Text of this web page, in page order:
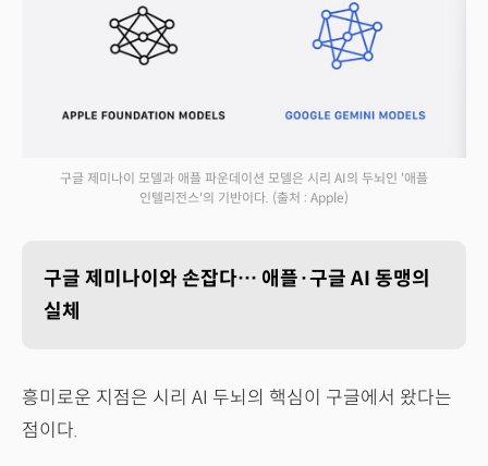
구글 제미나이 모델과 애플 파운데이션 모델은 시리 AI의 두뇌인 '애플
인텔리전스'의 기반이다. (출처 : Apple)
구글 제미나이와 손잡다… 애플·구글 AI 동맹의
실체
흥미로운 지점은 시리 AI 두뇌의 핵심이 구글에서 왔다는
점이다.